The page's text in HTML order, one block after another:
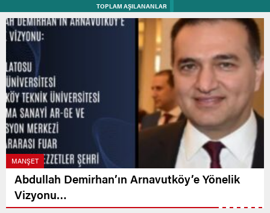
TOPLAM AŞILANANLAR
MANŞET
Abdullah Demirhan’ın Arnavutköy’e Yönelik
Vizyonu…